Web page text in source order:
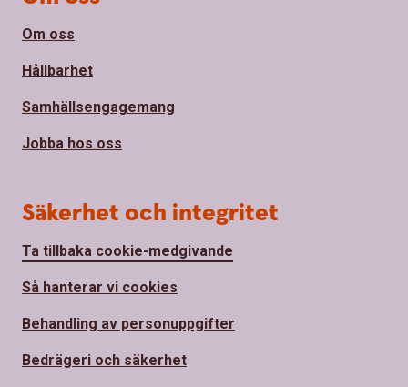
Om oss
Hållbarhet
Samhällsengagemang
Jobba hos oss
Säkerhet och integritet
Ta tillbaka cookie-medgivande
Så hanterar vi cookies
Behandling av personuppgifter
Bedrägeri och säkerhet